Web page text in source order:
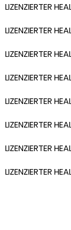
LIZENZIERTER
LIZENZIERTER
LIZENZIERTER
LIZENZIERTER
LIZENZIERTER
LIZENZIERTER
LIZENZIERTER
LIZENZIERTER